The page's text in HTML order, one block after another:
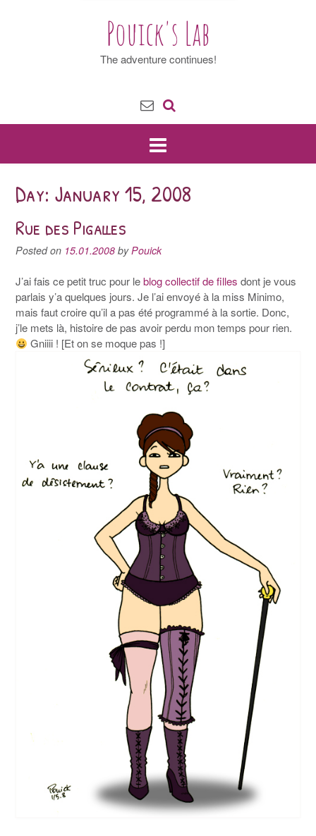
Pouick's Lab
The adventure continues!
Day: January 15, 2008
Rue des Pigalles
Posted on 15.01.2008 byPouick
J’ai fais ce petit truc pour leblog collectif de filles dont je vous
parlais y’a quelques jours. Je l’ai envoyé à la miss Minimo,
mais faut croire qu’il a pas été programmé à la sortie. Donc,
j’le mets là, histoire de pas avoir perdu mon temps pour rien.
Gniiii ! [Et on se moque pas !]